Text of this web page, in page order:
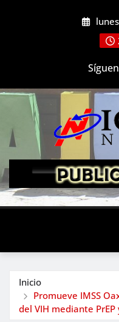
Inicio
Promueve IMSS
del VIH mediante PrEP